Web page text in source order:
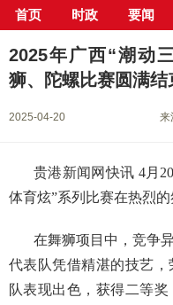
首页 时政 要闻
当前位置： 首页> 新闻中心>
2025年广西“潮动
狮、陀螺比赛圆满结
2025-04-20 来
贵港新闻网快讯 4月
体育炫”系列比赛在热烈的
在舞狮项目中，竞争
代表队凭借精湛的技艺
队表现出色，获得二等